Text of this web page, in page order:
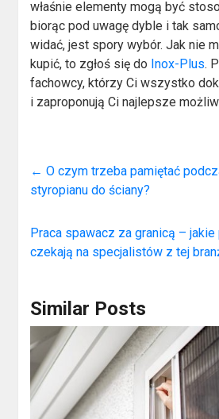
właśnie elementy mogą być
biorąc pod uwagę dyble i tak
widać, jest spory wybór. Jak nie
kupić, to zgłoś się do Inox-Plus.
fachowcy, którzy Ci wszystko
i zaproponują Ci najlepsze
← O czym trzeba pamiętać
styropianu do ściany?
Praca spawacz za granicą –
czekają na specjalistów z tej
Similar Posts